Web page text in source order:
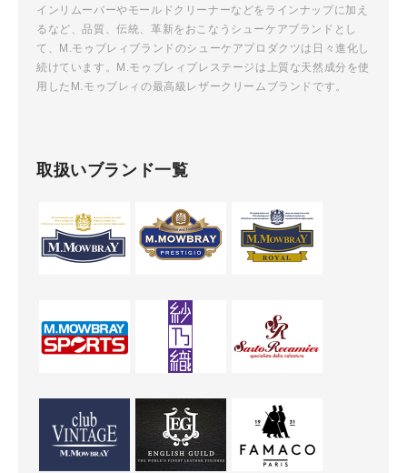
インリムーバーやモールドクリーナーなどをラインナップに加え
るなど、品質、伝統、革新をおこなうシューケアブランドとし
て、M.モゥブレィブランドのシューケアプロダクツは日々進化し
続けています。M.モゥブレィプレステージは上質な天然成分を使
用したM.モゥブレィの最高級レザークリームブランドです。
取扱いブランド一覧